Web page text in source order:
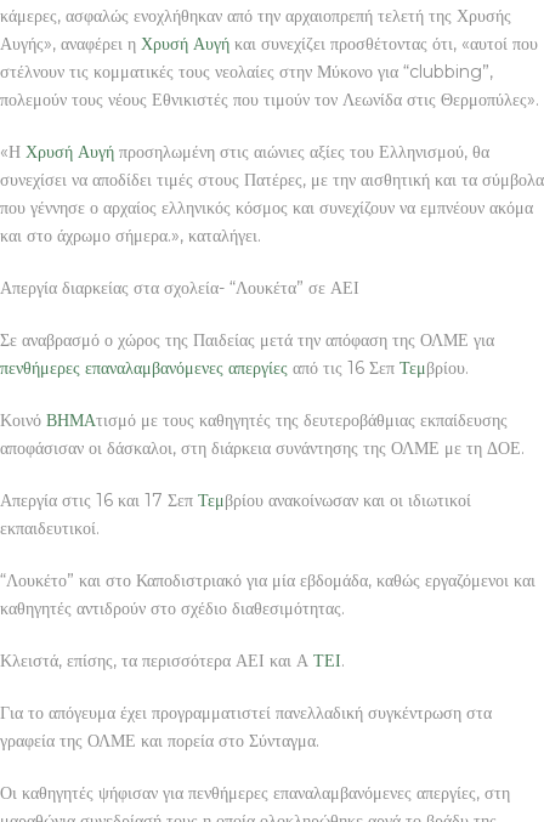
κάμερες, ασφαλώς ενοχλήθηκαν από την αρχαιοπρεπή τελετή της Χρυσής
Αυγής», αναφέρει η Χρυσή Αυγή και συνεχίζει προσθέτοντας ότι, «αυτοί που
στέλνουν τις κομματικές τους νεολαίες στην Μύκονο για “clubbing”,
πολεμούν τους νέους Εθνικιστές που τιμούν τον Λεωνίδα στις Θερμοπύλες».
«Η Χρυσή Αυγή προσηλωμένη στις αιώνιες αξίες του Ελληνισμού, θα
συνεχίσει να αποδίδει τιμές στους Πατέρες, με την αισθητική και τα σύμβολα
που γέννησε ο αρχαίος ελληνικός κόσμος και συνεχίζουν να εμπνέουν ακόμα
και στο άχρωμο σήμερα.», καταλήγει.
Απεργία διαρκείας στα σχολεία- “Λουκέτα” σε ΑΕΙ
Σε αναβρασμό ο χώρος της Παιδείας μετά την απόφαση της ΟΛΜΕ για
πενθήμερες επαναλαμβανόμενες απεργίες από τις 16 Σεπ Τεμβρίου.
Κοινό ΒΗΜΑτισμό με τους καθηγητές της δευτεροβάθμιας εκπαίδευσης
αποφάσισαν οι δάσκαλοι, στη διάρκεια συνάντησης της ΟΛΜΕ με τη ΔΟΕ.
Απεργία στις 16 και 17 Σεπ Τεμβρίου ανακοίνωσαν και οι ιδιωτικοί
εκπαιδευτικοί.
“Λουκέτο” και στο Καποδιστριακό για μία εβδομάδα, καθώς εργαζόμενοι και
καθηγητές αντιδρούν στο σχέδιο διαθεσιμότητας.
Κλειστά, επίσης, τα περισσότερα ΑΕΙ και Α ΤΕΙ.
Για το απόγευμα έχει προγραμματιστεί πανελλαδική συγκέντρωση στα
γραφεία της ΟΛΜΕ και πορεία στο Σύνταγμα.
Οι καθηγητές ψήφισαν για πενθήμερες επαναλαμβανόμενες απεργίες, στη